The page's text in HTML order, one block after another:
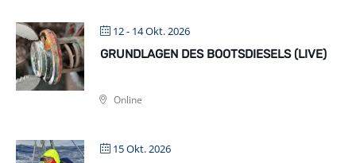
12 - 14 Okt. 2026
GRUNDLAGEN DES BOOTSDIESELS (LIVE)
Online
15 Okt. 2026